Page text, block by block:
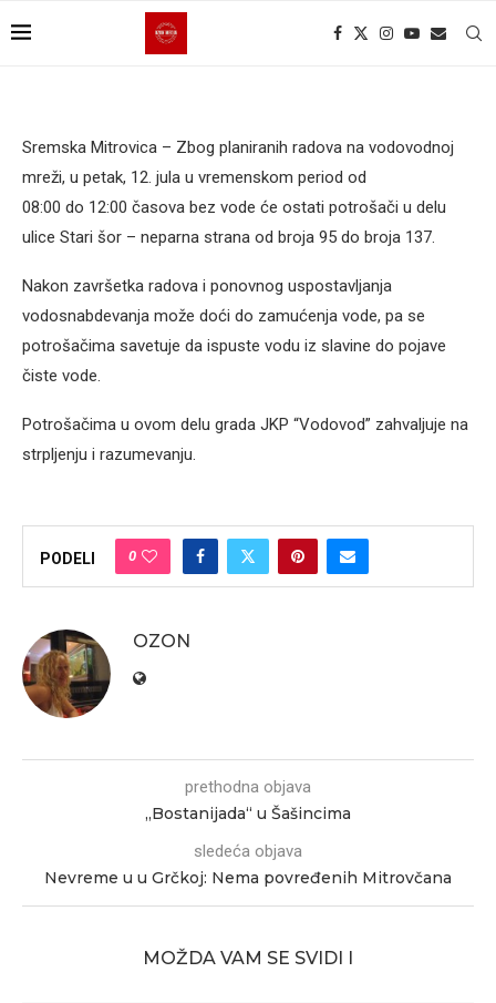
Sremska Mitrovica – Zbog planiranih radova na vodovodnoj
mreži, u petak, 12. jula u vremenskom period od
08:00 do 12:00 časova bez vode će ostati potrošači u delu
ulice Stari šor – neparna strana od broja 95 do broja 137.
Nakon završetka radova i ponovnog uspostavljanja
vodosnabdevanja može doći do zamućenja vode, pa se
potrošačima savetuje da ispuste vodu iz slavine do pojave
čiste vode.
Potrošačima u ovom delu grada JKP “Vodovod” zahvaljuje na
strpljenju i razumevanju.
PODELI 0
OZON
prethodna objava
„Bostanijada“ u Šašincima
sledeća objava
Nevreme u u Grčkoj: Nema povređenih Mitrovčana
MOŽDA VAM SE SVIDI I